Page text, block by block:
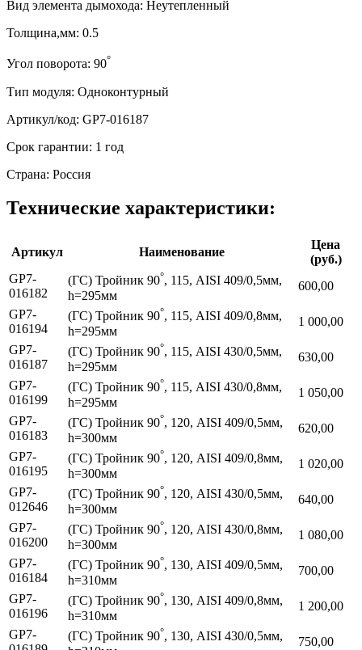
Вид элемента дымохода: Неутепленный
Толщина,мм: 0.5
Угол поворота: 90°
Тип модуля: Одноконтурный
Артикул/код: GP7-016187
Срок гарантии: 1 год
Страна: Россия
Технические характеристики:
Артикул Наименование
Цена
(руб.)
GP7-
016182
(ГС) Тройник 90°, 115, AISI 409/0,5мм,
h=295мм
600,00
GP7-
016194
(ГС) Тройник 90°, 115, AISI 409/0,8мм,
h=295мм
1 000,00
GP7-
016187
(ГС) Тройник 90°, 115, AISI 430/0,5мм,
h=295мм
630,00
GP7-
016199
(ГС) Тройник 90°, 115, AISI 430/0,8мм,
h=295мм
1 050,00
GP7-
016183
(ГС) Тройник 90°, 120, AISI 409/0,5мм,
h=300мм
620,00
GP7-
016195
(ГС) Тройник 90°, 120, AISI 409/0,8мм,
h=300мм
1 020,00
GP7-
012646
(ГС) Тройник 90°, 120, AISI 430/0,5мм,
h=300мм
640,00
GP7-
016200
(ГС) Тройник 90°, 120, AISI 430/0,8мм,
h=300мм
1 080,00
GP7-
016184
(ГС) Тройник 90°, 130, AISI 409/0,5мм,
h=310мм
700,00
GP7-
016196
(ГС) Тройник 90°, 130, AISI 409/0,8мм,
h=310мм
1 200,00
GP7-
(ГС) Тройник 90°, 130, AISI 430/0,5мм,
750,00